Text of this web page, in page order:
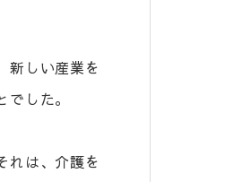
新しい産業を
した。
れは、介護を